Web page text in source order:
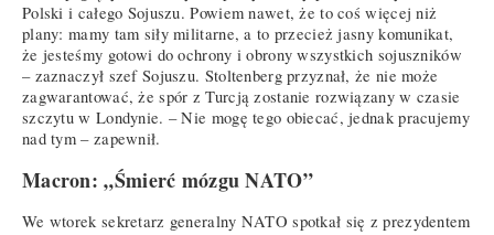
Polski i całego Sojuszu. Powiem nawet, że to coś więcej niż
plany: mamy tam siły militarne, a to przecież jasny komunikat,
że jesteśmy gotowi do ochrony i obrony wszystkich sojuszników
– zaznaczył szef Sojuszu. Stoltenberg przyznał, że nie może
zagwarantować, że spór z Turcją zostanie rozwiązany w czasie
szczytu w Londynie. – Nie mogę tego obiecać, jednak pracujemy
nad tym – zapewnił.
Macron: „Śmierć mózgu NATO”
We wtorek sekretarz generalny NATO spotkał się z prezydentem